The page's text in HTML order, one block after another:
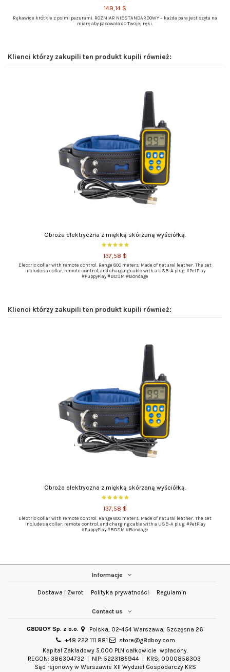
149,14 $
Rękawice krótkie z psimi pazurami. ROZMIAR NIESTANDARDOWY – każda para jest szyta na
miarę aby pasowała do Twojej ręki.
Klienci którzy zakupili ten produkt kupili również:
Obroża elektryczna z miękką skórzaną wyściółką.
137,58 $
Electric collar with remote control. Range 800 meters. Made of natural leather. The set
includes a collar, remote control, and charging cable with a USB-A plug. #PetPlay
#PuppyPlay #BDSM #Bondage
Klienci którzy zakupili ten produkt kupili również:
Obroża elektryczna z miękką skórzaną wyściółką.
137,58 $
Electric collar with remote control. Range 800 meters. Made of natural leather. The set
includes a collar, remote control, and charging cable with a USB-A plug. #PetPlay
#PuppyPlay #BDSM #Bondage
Informacje
Dostawa i Zwrot Polityka prywatności Regulamin
Contact us
G8DBOY Sp. z o.o.
Polska, 02-454 Warszawa, Szczęsna 26
+48 222 111 881
store@g8dboy.com
Kapitał Zakładowy 5.000 PLN całkowicie wpłacony.
REGON: 386304732 | NIP: 5223185944 | KRS: 0000856303
Sąd rejonowy w Warszawie XII Wydział Gospodarczy KRS